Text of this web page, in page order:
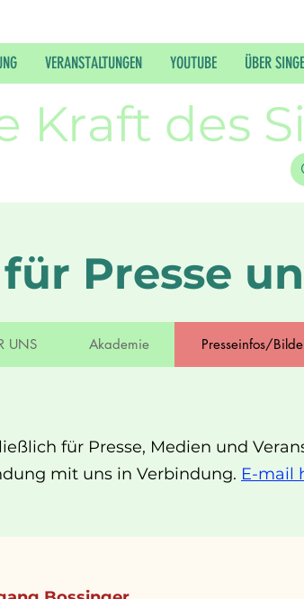
VERANSTALTUNGEN YOUTUBE ÜBER
Kraft des
Presse
UNS Akademie Presseinfos/
für Presse, Medien und
mit uns in Verbindung. E-mail